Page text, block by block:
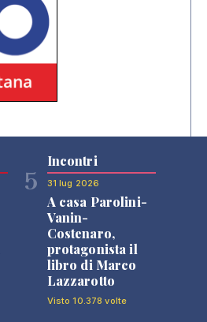
5
Incontri
31 lug 2026
A casa Parolini-
Vanin-
Costenaro,
protagonista il
libro di Marco
Lazzarotto
Visto 10.378 volte